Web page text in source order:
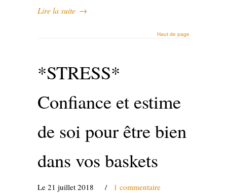
Lire la suite →
Haut de page
*STRESS*
Confiance et estime
de soi pour être bien
dans vos baskets
Le 21 juillet 2018 / 1 commentaire